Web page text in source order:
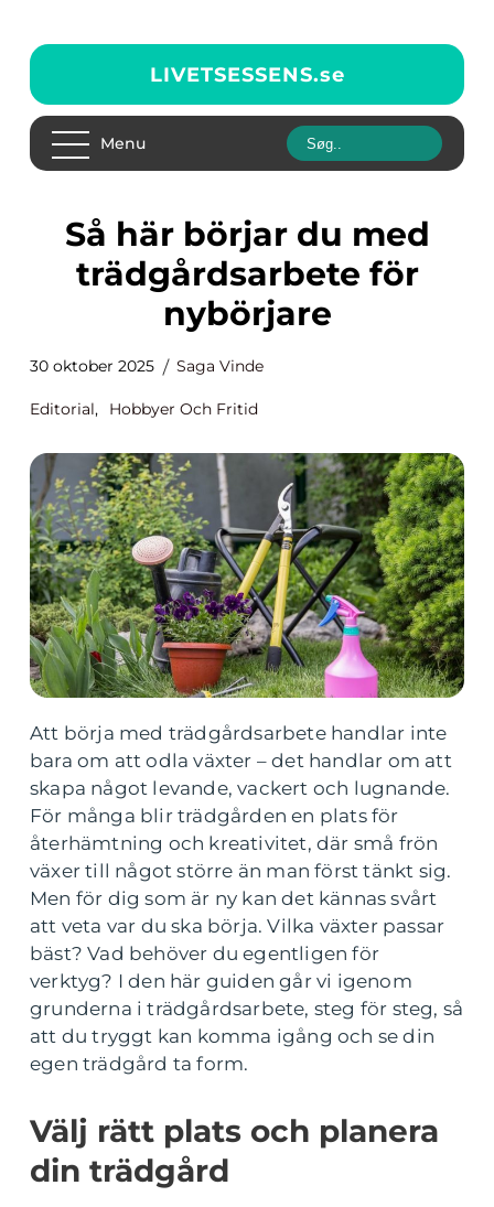
LIVETSESSENS.se
Menu
Så här börjar du med
trädgårdsarbete för
nybörjare
30 oktober 2025 Saga Vinde
Editorial, Hobbyer Och Fritid
Att börja med trädgårdsarbete handlar inte
bara om att odla växter – det handlar om att
skapa något levande, vackert och lugnande.
För många blir trädgården en plats för
återhämtning och kreativitet, där små frön
växer till något större än man först tänkt sig.
Men för dig som är ny kan det kännas svårt
att veta var du ska börja. Vilka växter passar
bäst? Vad behöver du egentligen för
verktyg? I den här guiden går vi igenom
grunderna i trädgårdsarbete, steg för steg, så
att du tryggt kan komma igång och se din
egen trädgård ta form.
Välj rätt plats och planera
din trädgård